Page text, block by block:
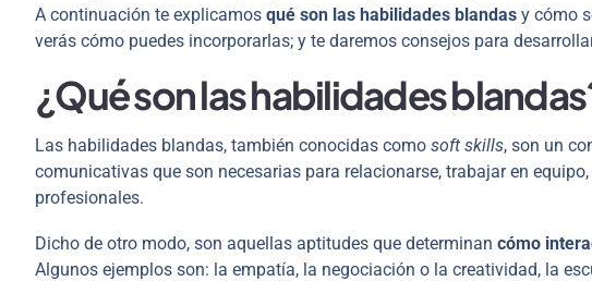
A continuación te explicamos qué son las habilidades blandas y cómo
verás cómo puedes incorporarlas; y te daremos consejos para
¿Qué son las habilidades
Las habilidades blandas, también conocidas como soft skills, son un
comunicativas que son necesarias para relacionarse, trabajar en
profesionales.
Dicho de otro modo, son aquellas aptitudes que determinan cómo
Algunos ejemplos son: la empatía, la negociación o la creatividad, la